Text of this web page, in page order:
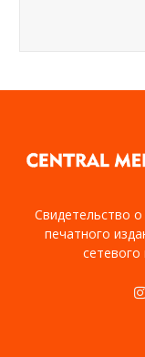
Свидетельство
печатного